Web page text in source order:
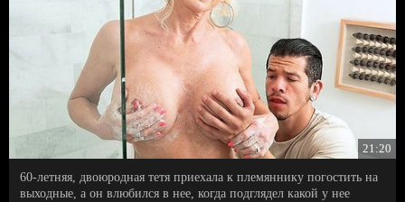
21:20
60-летняя, двоюродная тетя приехала к племяннику погостить на
выходные, а он влюбился в нее, когда подглядел какой у нее